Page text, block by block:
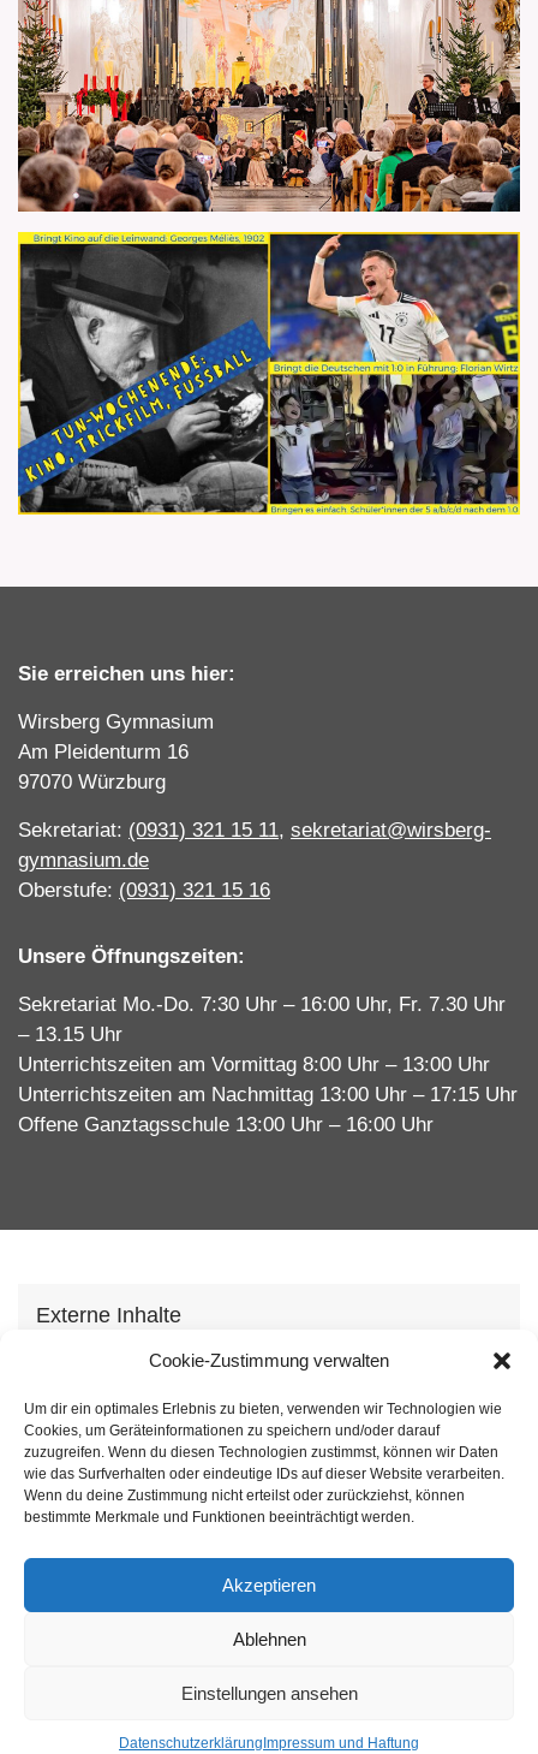
Cookie-Zustimmung verwalten
Um dir ein optimales Erlebnis zu bieten, verwenden wir Technologien wie
Cookies, um Geräteinformationen zu speichern und/oder darauf
zuzugreifen. Wenn du diesen Technologien zustimmst, können wir Daten
wie das Surfverhalten oder eindeutige IDs auf dieser Website verarbeiten.
Wenn du deine Zustimmung nicht erteilst oder zurückziehst, können
bestimmte Merkmale und Funktionen beeinträchtigt werden.
Akzeptieren
Ablehnen
Einstellungen ansehen
Datenschutzerklärung Impressum und Haftung
Sie erreichen uns hier:
Wirsberg Gymnasium
Am Pleidenturm 16
97070 Würzburg
Sekretariat: (0931) 321 15 11, sekretariat@wirsberg-
gymnasium.de
Oberstufe: (0931) 321 15 16
Unsere Öffnungszeiten:
Sekretariat Mo.-Do. 7:30 Uhr – 16:00 Uhr, Fr. 7.30 Uhr
– 13.15 Uhr
Unterrichtszeiten am Vormittag 8:00 Uhr – 13:00 Uhr
Unterrichtszeiten am Nachmittag 13:00 Uhr – 17:15 Uhr
Offene Ganztagsschule 13:00 Uhr – 16:00 Uhr
Externe Inhalte
Wir verwenden auf unserer Webseite externe
anzubieten. Mit dem laden der Inhalte stimmen Sie
unsererDatenschutzvereinbarungzu.
Inhalt laden
Datenschutz